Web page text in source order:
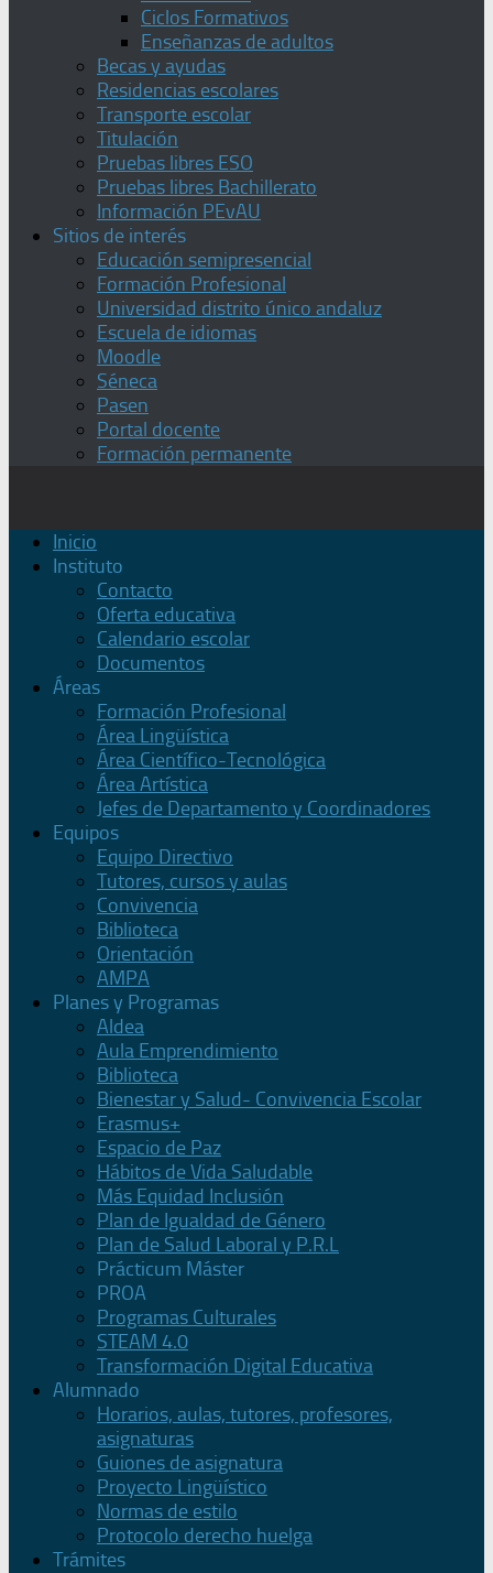
Ciclos Formativos
Enseñanzas de adultos
Becas y ayudas
Residencias escolares
Transporte escolar
Titulación
Pruebas libres ESO
Pruebas libres Bachillerato
Información PEvAU
Sitios de interés
Educación semipresencial
Formación Profesional
Universidad distrito único andaluz
Escuela de idiomas
Moodle
Séneca
Pasen
Portal docente
Formación permanente
Inicio
Instituto
Contacto
Oferta educativa
Calendario escolar
Documentos
Áreas
Formación Profesional
Área Lingüística
Área Científico-Tecnológica
Área Artística
Jefes de Departamento y Coordinadores
Equipos
Equipo Directivo
Tutores, cursos y aulas
Convivencia
Biblioteca
Orientación
AMPA
Planes y Programas
Aldea
Aula Emprendimiento
Biblioteca
Bienestar y Salud- Convivencia Escolar
Erasmus+
Espacio de Paz
Hábitos de Vida Saludable
Más Equidad Inclusión
Plan de Igualdad de Género
Plan de Salud Laboral y P.R.L
Prácticum Máster
PROA
Programas Culturales
STEAM 4.0
Transformación Digital Educativa
Alumnado
Horarios, aulas, tutores, profesores,
asignaturas
Guiones de asignatura
Proyecto Lingüístico
Normas de estilo
Protocolo derecho huelga
Trámites